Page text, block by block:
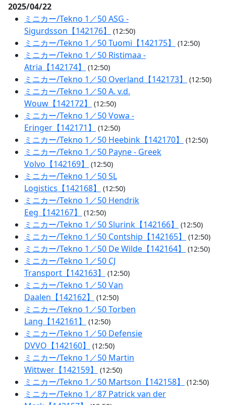
2025/04/22
ミニカー/Tekno 1／50 ASG -
Sigurdsson【142176】
(12:50)
ミニカー/Tekno 1／50 Tuomi【142175】 (12:50)
ミニカー/Tekno 1／50 Ristimaa -
Atria【142174】
(12:50)
ミニカー/Tekno 1／50 Overland【142173】 (12:50)
ミニカー/Tekno 1／50 A. v.d.
Wouw【142172】
(12:50)
ミニカー/Tekno 1／50 Vowa -
Eringer【142171】
(12:50)
ミニカー/Tekno 1／50 Heebink【142170】 (12:50)
ミニカー/Tekno 1／50 Payne - Greek
Volvo【142169】
(12:50)
ミニカー/Tekno 1／50 SL
Logistics【142168】
(12:50)
ミニカー/Tekno 1／50 Hendrik
Eeg【142167】
(12:50)
ミニカー/Tekno 1／50 Slurink【142166】 (12:50)
ミニカー/Tekno 1／50 Contship【142165】 (12:50)
ミニカー/Tekno 1／50 De Wilde【142164】 (12:50)
ミニカー/Tekno 1／50 CJ
Transport【142163】
(12:50)
ミニカー/Tekno 1／50 Van
Daalen【142162】
(12:50)
ミニカー/Tekno 1／50 Torben
Lang【142161】
(12:50)
ミニカー/Tekno 1／50 Defensie
DVVO【142160】
(12:50)
ミニカー/Tekno 1／50 Martin
Wittwer【142159】
(12:50)
ミニカー/Tekno 1／50 Martson【142158】 (12:50)
ミニカー/Tekno 1／87 Patrick van der